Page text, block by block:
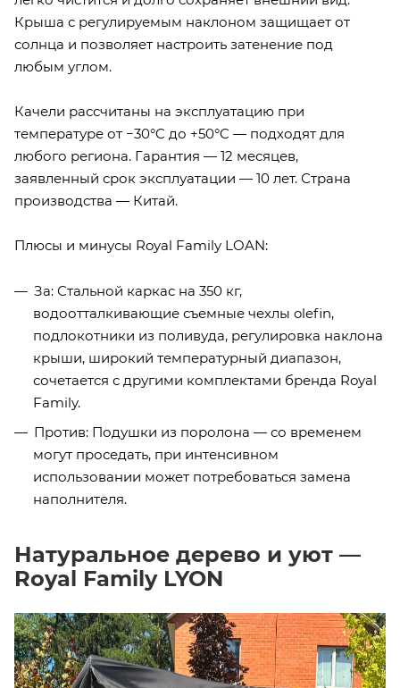
Крыша с регулируемым наклоном защищает от
солнца и позволяет настроить затенение под
любым углом.
Качели рассчитаны на эксплуатацию при
температуре от −30°C до +50°C — подходят для
любого региона. Гарантия — 12 месяцев,
заявленный срок эксплуатации — 10 лет. Страна
производства — Китай.
Плюсы и минусы Royal Family LOAN:
За: Стальной каркас на 350 кг,
водоотталкивающие съемные чехлы olefin,
подлокотники из поливуда, регулировка наклона
крыши, широкий температурный диапазон,
сочетается с другими комплектами бренда Royal
Family.
Против: Подушки из поролона — со временем
могут проседать, при интенсивном
использовании может потребоваться замена
наполнителя.
Натуральное дерево и уют —
Royal Family LYON